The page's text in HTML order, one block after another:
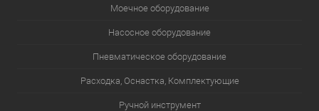
Моечное оборудование
Насосное оборудование
Пневматическое оборудование
Расходка, Оснастка, Комплектующие
Ручной инструмент